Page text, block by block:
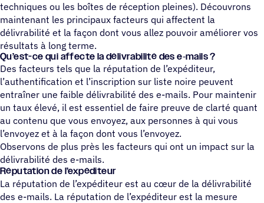
techniques ou les boîtes de réception pleines). Découvrons
maintenant les principaux facteurs qui affectent la
délivrabilité et la façon dont vous allez pouvoir améliorer vos
résultats à long terme.
Qu’est-ce qui affecte la déli­vra­bi­lité des e‑mails ?
Des facteurs tels que la réputation de l’expéditeur,
l’authentification et l’inscription sur liste noire peuvent
entraîner une faible délivrabilité des e-mails. Pour maintenir
un taux élevé, il est essentiel de faire preuve de clarté quant
au contenu que vous envoyez, aux personnes à qui vous
l’envoyez et à la façon dont vous l’envoyez.
Observons de plus près les facteurs qui ont un impact sur la
délivrabilité des e-mails.
Réputation de l’expéditeur
La réputation de l’expéditeur est au cœur de la délivrabilité
des e-mails. La réputation de l’expéditeur est la mesure